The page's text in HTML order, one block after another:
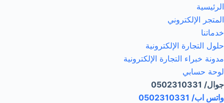
الرئيسية
المتجر الإلكتروني
خدماتنا
حلول التجارة الإلكترونية
مدونة خبراء التجارة الإلكترونية
لوحة حسابي
جوال/ 0502310331
واتس اب/ 0502310331